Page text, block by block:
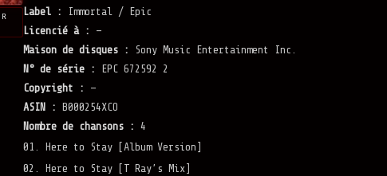
Label :
Immortal / Epic
Licencié à :
—
Maison de disques :
Sony Music Entertainment Inc.
N° de série :
EPC 672592 2
Copyright :
—
ASIN :
B000254XCO
Nombre de chansons : 4
01. Here to Stay [Album Version]
02. Here to Stay [T Ray’s Mix]